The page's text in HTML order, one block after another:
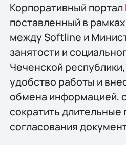
Корпоративный портал
поставленный в
между Softline и
занятости и
Чеченской
удобство работы и
обмена информацией,
сократить длительные
согласования